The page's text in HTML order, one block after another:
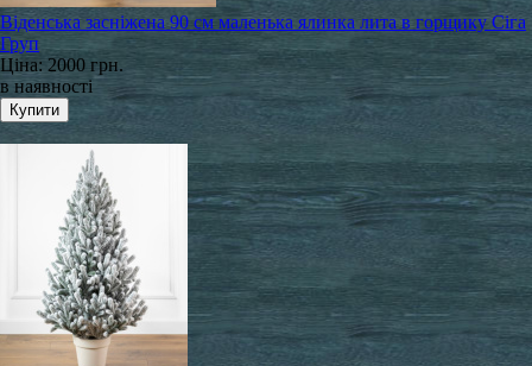
Віденська засніжена 90 см маленька ялинка лита в горщику Сіга
Груп
Ціна: 2000 грн.
в наявності